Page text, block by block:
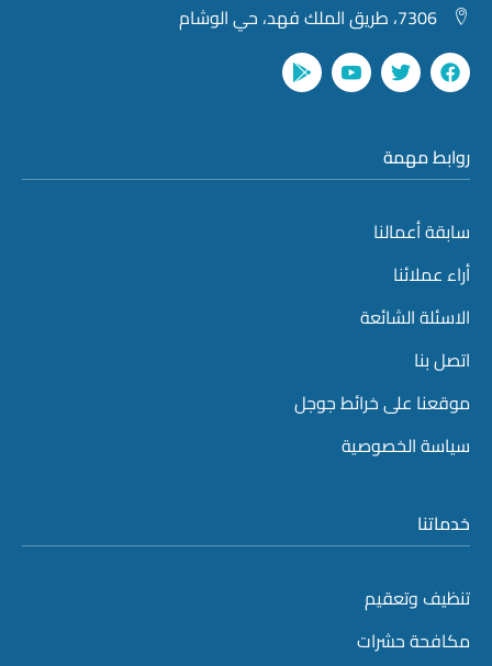
7306، طريق الملك فهد، حي الوشام
روابط مهمة
سابقة أعمالنا
أراء عملائنا
الاسئلة الشائعة
اتصل بنا
موقعنا على خرائط جوجل
سياسة الخصوصية
خدماتنا
تنظيف وتعقيم
مكافحة حشرات